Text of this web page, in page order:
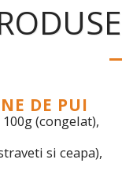
DE PUI
(congelat),
si ceapa),